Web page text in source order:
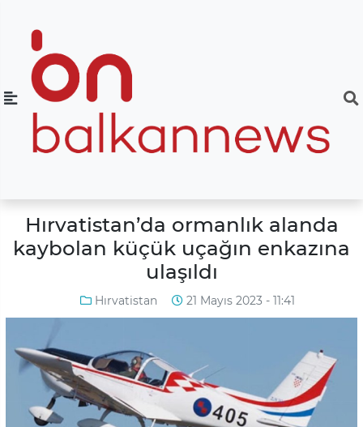
Hırvatistan’da ormanlık alanda
kaybolan küçük uçağın enkazına
ulaşıldı
Hırvatistan 21 Mayıs 2023 - 11:41